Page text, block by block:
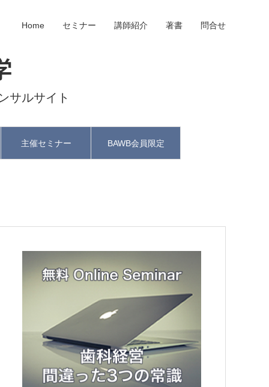
サルサイト
主催セミナー BAWB会員限定
Home セミナー 講師紹介 著書 問合せ